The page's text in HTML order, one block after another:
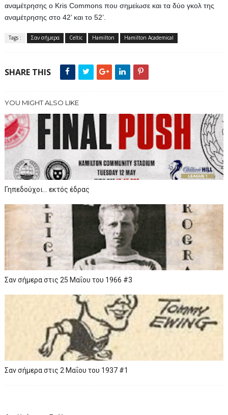
αναμέτρησης ο Kris Commons που σημείωσε και τα δύο γκολ της
αναμέτρησης στο 42’ και το 52’.
Tags : Σαν σήμερα Celtic Hamilton Hamilton Academical
SHARE THIS
YOU MIGHT ALSO LIKE
Γηπεδούχοι... εκτός έδρας
Σαν σήμερα στις 25 Μαΐου του 1966 #3
Σαν σήμερα στις 2 Μαΐου του 1937 #1